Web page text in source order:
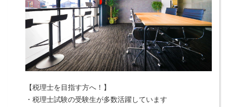
【税理士を目指す方へ！】
・税理士試験の受験生が多数活躍しています